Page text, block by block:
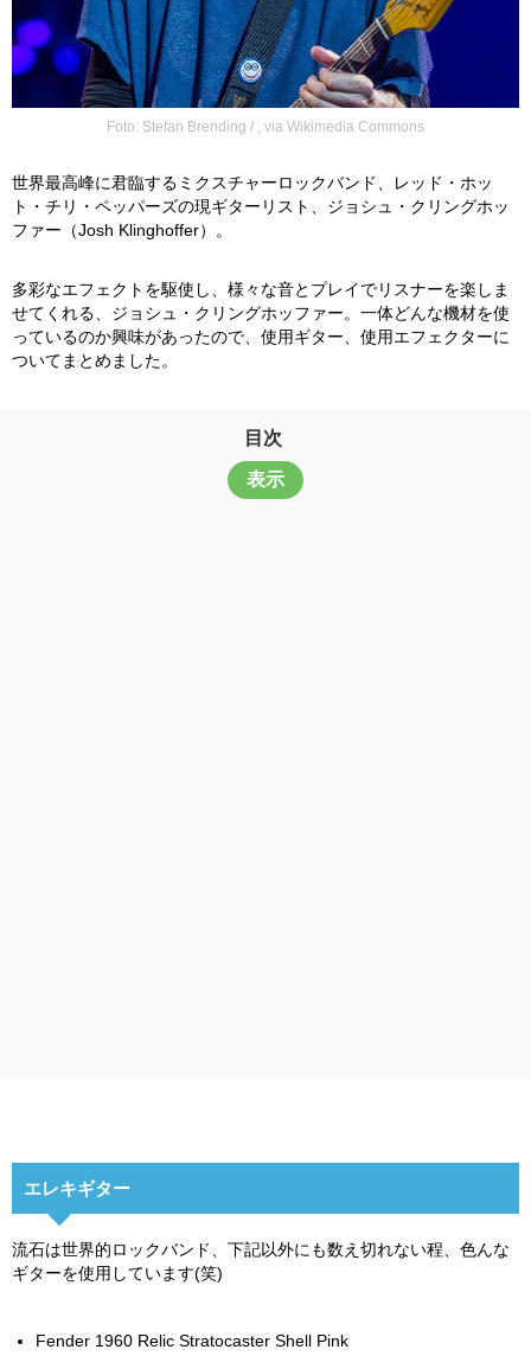
Foto: Stefan Brending / , via Wikimedia Commons
世界最高峰に君臨するミクスチャーロックバンド、レッド・ホッ
ト・チリ・ペッパーズの現ギターリスト、ジョシュ・クリングホッ
ファー（Josh Klinghoffer）。
多彩なエフェクトを駆使し、様々な音とプレイでリスナーを楽しま
せてくれる、ジョシュ・クリングホッファー。一体どんな機材を使
っているのか興味があったので、使用ギター、使用エフェクターに
ついてまとめました。
目次
表示
エレキギター
流石は世界的ロックバンド、下記以外にも数え切れない程、色んな
ギターを使用しています(笑)
Fender 1960 Relic Stratocaster Shell Pink